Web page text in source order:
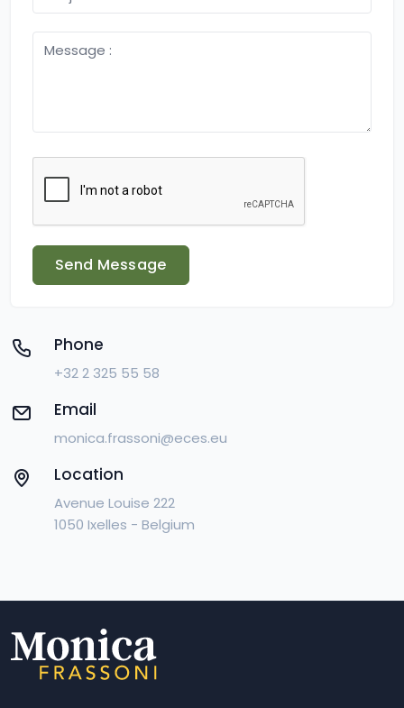
Send Message
Phone
+32 2 325 55 58
Email
monica.frassoni@eces.eu
Location
Avenue Louise 222
1050 Ixelles - Belgium